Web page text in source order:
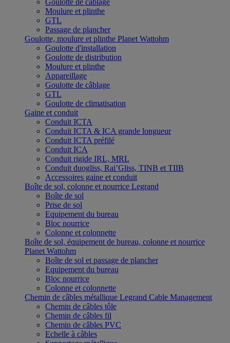
Goulotte de câblage
Moulure et plinthe
GTL
Passage de plancher
Goulotte, moulure et plinthe Planet Wattohm
Goulotte d'installation
Goulotte de distribution
Moulure et plinthe
Appareillage
Goulotte de câblage
GTL
Goulotte de climatisation
Gaine et conduit
Conduit ICTA
Conduit ICTA & ICA grande longueur
Conduit ICTA préfilé
Conduit ICA
Conduit rigide IRL, MRL
Conduit duogliss, Rai’Gliss, TINB et TIIB
Accessoires gaine et conduit
Boîte de sol, colonne et nourrice Legrand
Boîte de sol
Prise de sol
Equipement du bureau
Bloc nourrice
Colonne et colonnette
Boîte de sol, équipement de bureau, colonne et nourrice
Planet Wattohm
Boîte de sol et passage de plancher
Equipement du bureau
Bloc nourrice
Colonne et colonnette
Chemin de câbles métallique Legrand Cable Management
Chemin de câbles tôle
Chemin de câbles fil
Chemin de câbles PVC
Echelle à câbles